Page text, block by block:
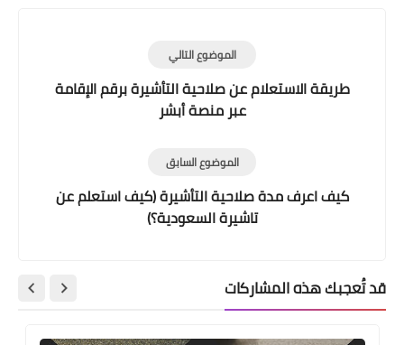
الموضوع التالي
طريقة الاستعلام عن صلاحية التأشيرة برقم الإقامة
عبر منصة أبشر
الموضوع السابق
كيف اعرف مدة صلاحية التأشيرة (كيف استعلم عن
تاشيرة السعودية؟)
قد تُعجبك هذه المشاركات